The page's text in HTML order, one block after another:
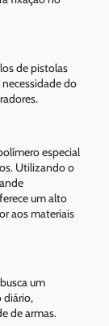
de pistolas
do
especial
Utilizando o
um alto
aos materiais
um
diário,
de armas.